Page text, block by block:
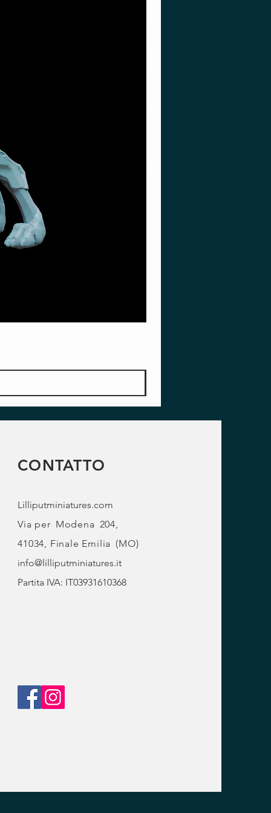
CONTATTO
Lilliputminiatures.com
Via per Modena 204,
41034, Finale Emilia (MO)
info@lilliputminiatures.it
Partita IVA: IT03931610368